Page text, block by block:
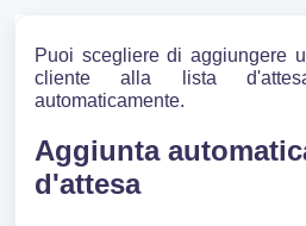
Puoi scegliere di aggiungere
cliente alla lista
automaticamente.
Aggiunta
d'attesa